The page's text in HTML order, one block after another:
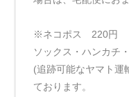
※ネコポス 220円
ソックス・ハンカチ
(追跡可能なヤマト運
ております。